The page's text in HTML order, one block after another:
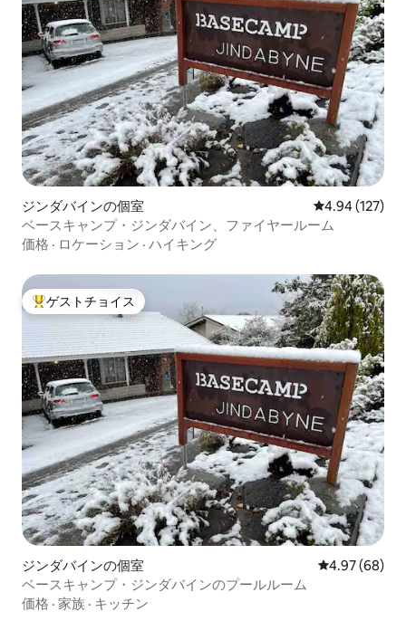
ジンダバインの個室 レビュー127
4.94 (127)
ベースキャンプ・ジンダバイン、ファイヤールーム
価格 · ロケーション · ハイキング
大好評のゲストチョイスです。
ゲストチョイス
ジンダバインの個室 レビュー68
4.97 (68)
ベースキャンプ・ジンダバインのプールルーム
価格 · 家族 · キッチン